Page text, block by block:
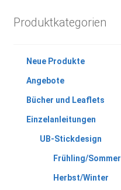
Produktkategorien
Neue Produkte
Angebote
Bücher und Leaflets
Einzelanleitungen
UB-Stickdesign
Frühling/Sommer
Herbst/Winter